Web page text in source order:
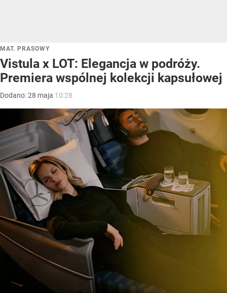
MAT. PRASOWY
Vistula x LOT: Elegancja w podróży.
Premiera wspólnej kolekcji kapsułowej
Dodano:28 maja 10:28